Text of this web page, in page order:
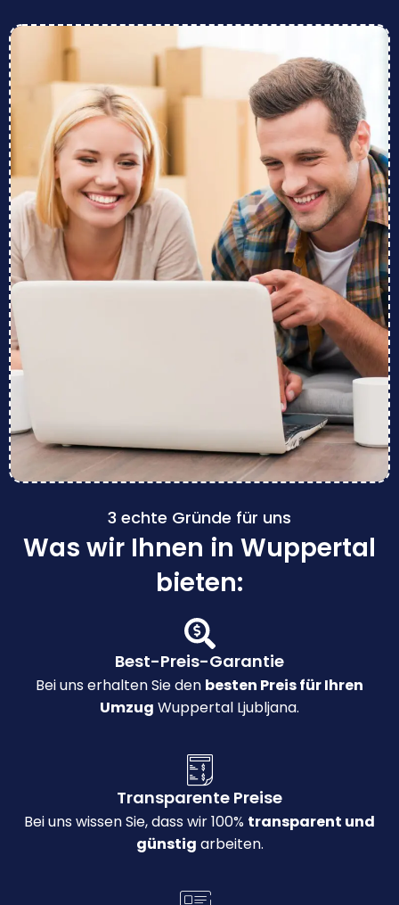
3 echte Gründe für uns
Was wir Ihnen in Wuppertal
bieten:
Best-Preis-Garantie
Bei uns erhalten Sie den besten Preis für Ihren
Umzug Wuppertal Ljubljana.
Transparente Preise
Bei uns wissen Sie, dass wir 100% transparent und
günstig arbeiten.